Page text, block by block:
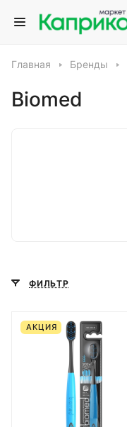
Главная Бренды
Biomed
ФИЛЬТР
АКЦИЯ